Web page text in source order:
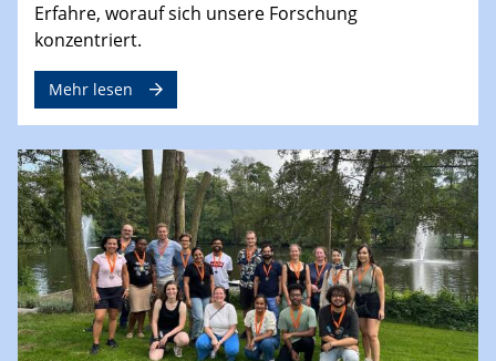
Erfahre, worauf sich unsere Forschung
konzentriert.
Mehr lesen